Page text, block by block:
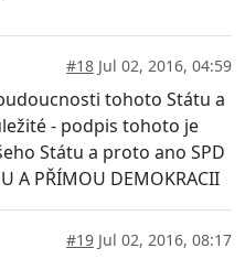
#18 Jul 02, 2016, 04:59
tohoto Státu a
- podpis tohoto je
Státu a proto ano SPD
A PŘÍMOU DEMOKRACII
#19 Jul 02, 2016, 08:17